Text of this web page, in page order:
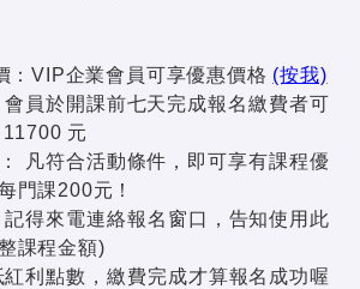
：VIP企業會員可享優惠價格 (按我)
會員於開課前七天完成報名繳費者可
元
凡符合活動條件，即可享有課程優
門課200元！
得來電連絡報名窗口，告知使用此
課程金額)
利點數，繳費完成才算報名成功喔